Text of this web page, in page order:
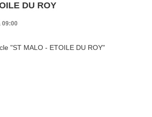
DU ROY
09:00